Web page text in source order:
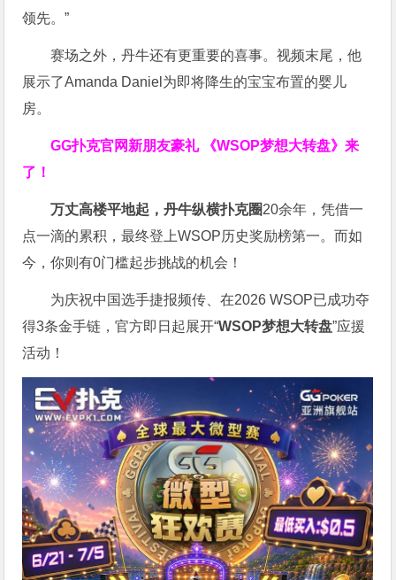
领先。”
赛场之外，丹牛还有更重要的喜事。视频末尾，他
展示了Amanda Daniel为即将降生的宝宝布置的婴儿
房。
GG扑克官网新朋友豪礼
《WSOP梦想大转盘》来
了！
万丈高楼平地起，丹牛纵横扑克圈20余年，凭借一
点一滴的累积，最终登上WSOP历史奖励榜第一。而如
今，你则有0门槛起步挑战的机会！
为庆祝中国选手捷报频传、在2026 WSOP已成功夺
得3条金手链，官方即日起展开“WSOP梦想大转盘”应援
活动！